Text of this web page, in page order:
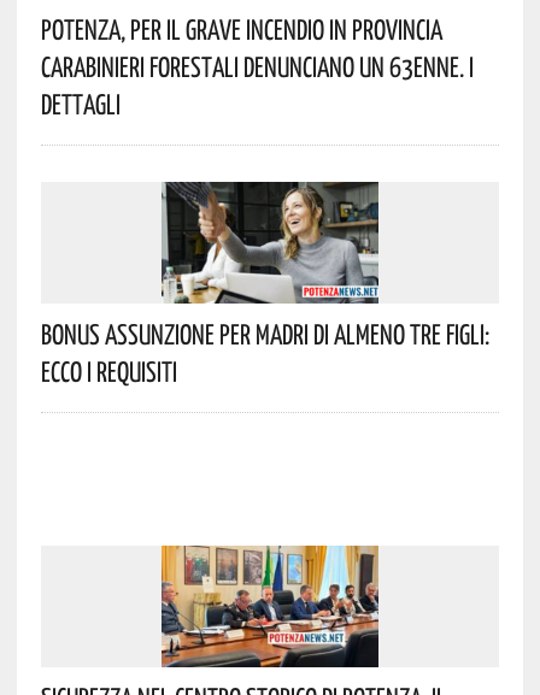
Potenza, Per Il Grave Incendio In Provincia
Carabinieri Forestali Denunciano Un 63enne. I
Dettagli
Bonus Assunzione Per Madri Di Almeno Tre Figli:
Ecco I Requisiti